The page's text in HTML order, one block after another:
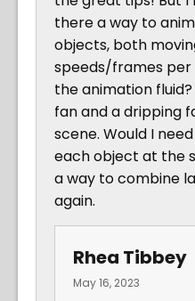
there a way to
objects, both
speeds/frames per
the animation
fan and a dripping
scene. Would I
each object at the
a way to combine
again.
Rhea Tibbey
May 16, 2023